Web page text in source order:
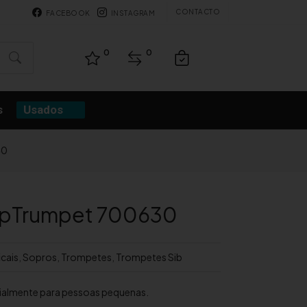
FACEBOOK INSTAGRAM CONTACTO
0 0
Usados
700630
Sopros Trompetes Trompetes Sib
para pessoas pequenas.